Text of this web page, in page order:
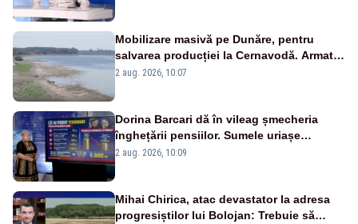
Mobilizare masivă pe Dunăre, pentru
salvarea producției la Cernavodă. Armata
va detona o stâncă și va devia apa
2 aug. 2026, 10:07
Dorina Barcari dă în vileag șmecheria
înghețării pensiilor. Sumele uriașe
pierdute de fiecare român
2 aug. 2026, 10:09
Mihai Chirica, atac devastator la adresa
progresiștilor lui Bolojan: Trebuie să